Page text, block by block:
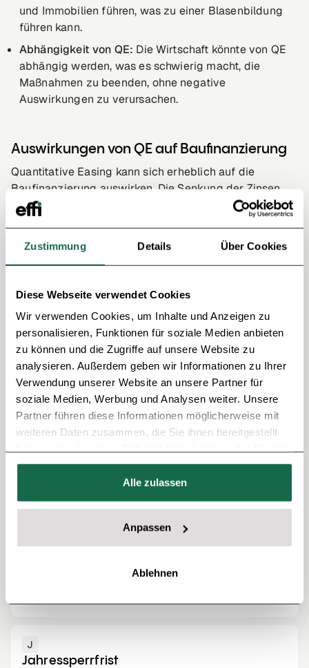
Zustimmung Details Über Cookies
Diese Webseite verwendet Cookies
Wir verwenden Cookies, um Inhalte und Anzeigen zu
personalisieren, Funktionen für soziale Medien anbieten
zu können und die Zugriffe auf unsere Website zu
analysieren. Außerdem geben wir Informationen zu Ihrer
Verwendung unserer Website an unsere Partner für
soziale Medien, Werbung und Analysen weiter. Unsere
Partner führen diese Informationen möglicherweise mit
weiteren Daten zusammen, die Sie ihnen bereitgestellt
haben oder die sie im Rahmen Ihrer Nutzung der Dienste
gesammelt haben.
Alle zulassen
Anpassen
Ablehnen
und Immobilien führen, was zu einer Blasenbildung
führen kann.
Abhängigkeit von QE: Die Wirtschaft könnte von QE
abhängig werden, was es schwierig macht, die
Maßnahmen zu beenden, ohne negative
Auswirkungen zu verursachen.
Auswirkungen von QE auf Baufinanzierung
Quantitative Easing kann sich erheblich auf die
Baufinanzierung auswirken. Die Senkung der Zinsen
durch QE führt in der Regel zu günstigeren Krediten für
den Hausbau oder Immobilienkauf. Dadurch wird der
Immobilienkauf für mehr Menschen machbar, was die
Nachfrage nach Wohnraum erhöht. Allerdings kann die
Immobilienpreisen führen, was den positiven Effekt der
die Gefahr, dass die niedrigen Zinsen eine
Immobilienblase verursachen, die bei einem
plötzlichen Zinsanstieg platzen könnte.
Andere Wörter
Zinsbindung lohnt sich am meisten? Alle Antworten
findest Du hier
Vorfälligkeitsentschädigung
J
Jahressperrfrist